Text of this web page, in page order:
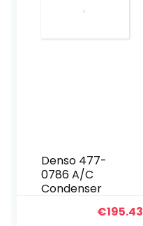
Denso 477-
0786 A/C
Condenser
€195.43